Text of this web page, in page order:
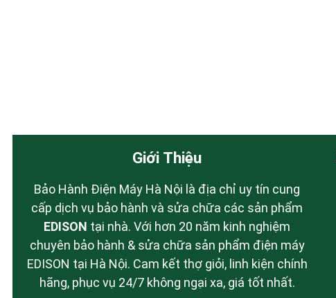
Giới Thiệu
Bảo Hành Điện Máy Hà Nội là địa chỉ uy tín cung
cấp dịch vụ bảo hành và sửa chữa các sản phẩm
EDISON tại nhà. Với hơn 20 năm kinh nghiệm
chuyên bảo hành & sửa chữa sản phẩm điện máy
EDISON tại Hà Nội. Cam kết thợ giỏi, linh kiện chính
hãng, phục vụ 24/7 không ngại xa, giá tốt nhất.